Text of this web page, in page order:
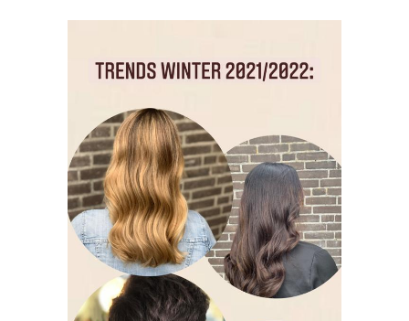
TRENDS
WINTER
2021/2022